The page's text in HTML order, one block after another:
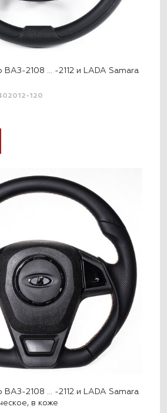
ВАЗ-2108 … -2112 и LADA Samara
120
ВАЗ-2108 … -2112 и LADA Samara
в коже